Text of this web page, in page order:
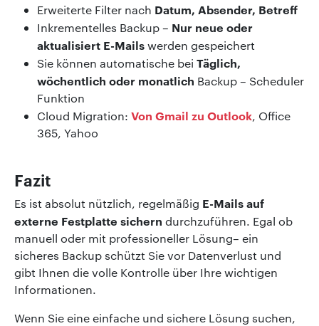
Erweiterte Filter nach Datum, Absender, Betreff
Inkrementelles Backup – Nur neue oder
aktualisiert E-Mailswerden gespeichert
Sie können automatische bei Täglich,
wöchentlich oder monatlich Backup – Scheduler
Funktion
Cloud Migration: Von Gmail zu Outlook, Office
365, Yahoo
Fazit
Es ist absolut nützlich, regelmäßig E-Mails auf
externe Festplatte sichern durchzuführen. Egal ob
manuell oder mit professioneller Lösung– ein
sicheres Backup schützt Sie vor Datenverlust und
gibt Ihnen die volle Kontrolle über Ihre wichtigen
Informationen.
Wenn Sie eine einfache und sichere Lösung suchen,